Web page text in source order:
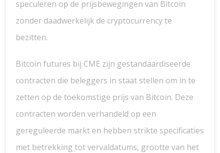
speculeren op de prijsbewegingen van Bitcoin
zonder daadwerkelijk de cryptocurrency te
bezitten.
Bitcoin futures bij CME zijn gestandaardiseerde
contracten die beleggers in staat stellen om in te
zetten op de toekomstige prijs van Bitcoin. Deze
contracten worden verhandeld op een
gereguleerde markt en hebben strikte specificaties
met betrekking tot vervaldatums, grootte van het